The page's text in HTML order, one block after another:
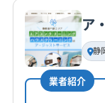
ア
静
業者紹介